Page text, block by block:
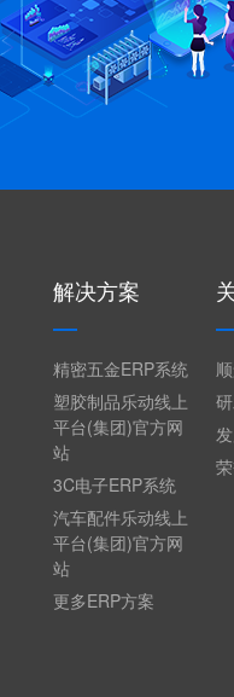
解决方案
精密五金ERP系统
塑胶制品乐动线上
平台(集团)官方网
站
3C电子ERP系统
汽车配件乐动线上
平台(集团)官方网
站
更多ERP方案